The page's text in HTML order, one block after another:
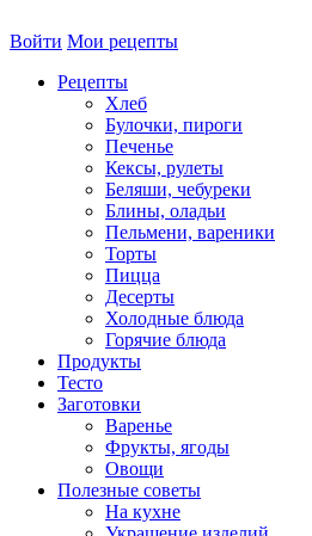
Войти Мои рецепты
Рецепты
Хлеб
Булочки, пироги
Печенье
Кексы, рулеты
Беляши, чебуреки
Блины, оладьи
Пельмени, вареники
Торты
Пицца
Десерты
Холодные блюда
Горячие блюда
Продукты
Тесто
Заготовки
Варенье
Фрукты, ягоды
Овощи
Полезные советы
На кухне